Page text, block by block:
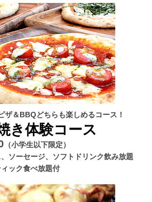
ザ＆BBQどちらも楽しめるコース！
き体験コース
（小学生以下限定）
ソーセージ、ソフトドリンク飲み放題
ック食べ放題付